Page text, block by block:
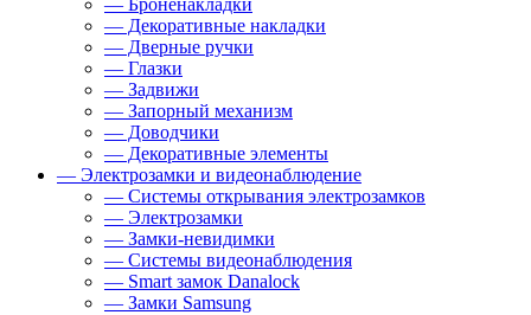
— Броненакладки
— Декоративные накладки
— Дверные ручки
— Глазки
— Задвижи
— Запорный механизм
— Доводчики
— Декоративные элементы
— Электрозамки и видеонаблюдение
— Системы открывания электрозамков
— Электрозамки
— Замки-невидимки
— Системы видеонаблюдения
— Smart замок Danalock
— Замки Samsung